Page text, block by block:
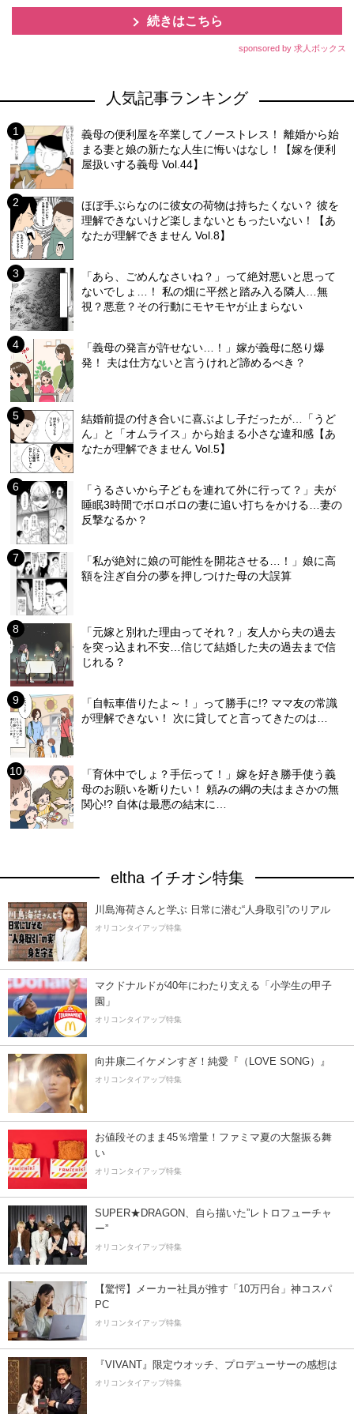
続きはこちら
sponsored by 求人ボックス
人気記事ランキング
義母の便利屋を卒業してノーストレス！ 離婚から始
まる妻と娘の新たな人生に悔いはなし！【嫁を便利
屋扱いする義母 Vol.44】
ほぼ手ぶらなのに彼女の荷物は持ちたくない？ 彼を
理解できないけど楽しまないともったいない！【あ
なたが理解できません Vol.8】
「あら、ごめんなさいね？」って絶対悪いと思って
ないでしょ…！ 私の畑に平然と踏み入る隣人…無
視？悪意？その行動にモヤモヤが止まらない
「義母の発言が許せない…！」嫁が義母に怒り爆
発！ 夫は仕方ないと言うけれど諦めるべき？
結婚前提の付き合いに喜ぶよし子だったが…「うど
ん」と「オムライス」から始まる小さな違和感【あ
なたが理解できません Vol.5】
「うるさいから子どもを連れて外に行って？」夫が
睡眠3時間でボロボロの妻に追い打ちをかける…妻の
反撃なるか？
「私が絶対に娘の可能性を開花させる…！」娘に高
額を注ぎ自分の夢を押しつけた母の大誤算
「元嫁と別れた理由ってそれ？」友人から夫の過去
を突っ込まれ不安…信じて結婚した夫の過去まで信
じれる？
「自転車借りたよ～！」って勝手に!? ママ友の常識
が理解できない！ 次に貸してと言ってきたのは…
「育休中でしょ？手伝って！」嫁を好き勝手使う義
母のお願いを断りたい！ 頼みの綱の夫はまさかの無
関心!? 自体は最悪の結末に…
eltha イチオシ特集
川島海荷さんと学ぶ 日常に潜む“人身取引”のリアル
オリコンタイアップ特集
マクドナルドが40年にわたり支える「小学生の甲子
園」
オリコンタイアップ特集
向井康二イケメンすぎ！純愛『（LOVE SONG）』
オリコンタイアップ特集
お値段そのまま45％増量！ファミマ夏の大盤振る舞
い
オリコンタイアップ特集
SUPER★DRAGON、自ら描いた”レトロフューチャ
ー”
オリコンタイアップ特集
【驚愕】メーカー社員が推す「10万円台」神コスパ
PC
オリコンタイアップ特集
『VIVANT』限定ウオッチ、プロデューサーの感想は
オリコンタイアップ特集